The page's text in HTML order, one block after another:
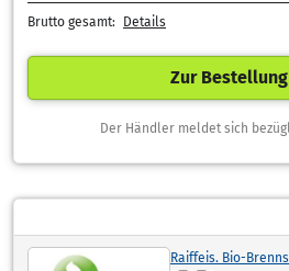
Brutto gesamt: Details
Zur Bestellung
Der Händler meldet sich
Raiffeis. Bio-